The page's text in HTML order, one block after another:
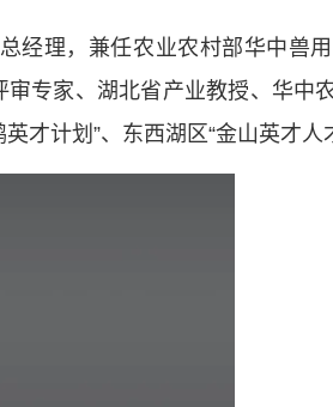
经理，兼任农业农村部华中兽
专家、湖北省产业教授、华中
计划”、东西湖区“金山英才人